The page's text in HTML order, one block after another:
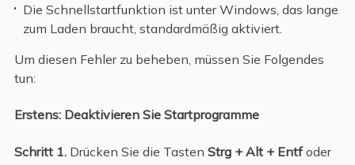
Die Schnellstartfunktion ist unter Windows, das lange
zum Laden braucht, standardmäßig aktiviert.
Um diesen Fehler zu beheben, müssen Sie Folgendes
tun:
Erstens: Deaktivieren Sie Startprogramme
Schritt 1. Drücken Sie die Tasten Strg + Alt + Entfoder